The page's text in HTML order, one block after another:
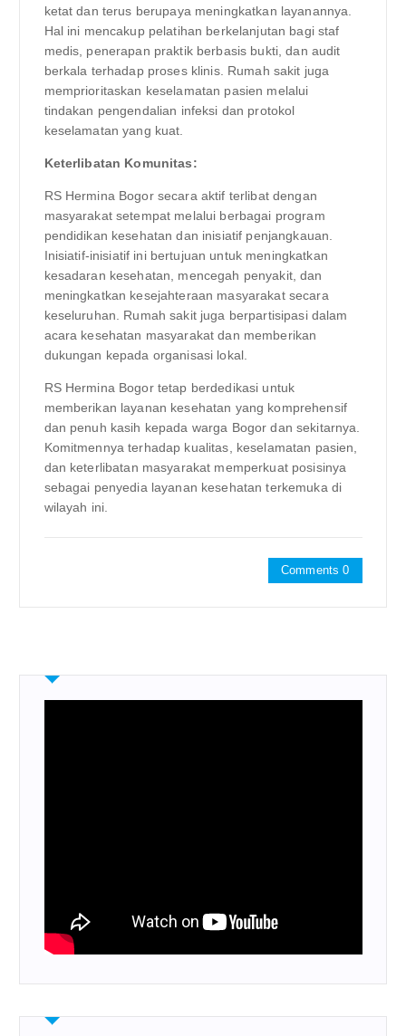
ketat dan terus berupaya meningkatkan layanannya.
Hal ini mencakup pelatihan berkelanjutan bagi staf
medis, penerapan praktik berbasis bukti, dan audit
berkala terhadap proses klinis. Rumah sakit juga
memprioritaskan keselamatan pasien melalui
tindakan pengendalian infeksi dan protokol
keselamatan yang kuat.
Keterlibatan Komunitas:
RS Hermina Bogor secara aktif terlibat dengan
masyarakat setempat melalui berbagai program
pendidikan kesehatan dan inisiatif penjangkauan.
Inisiatif-inisiatif ini bertujuan untuk meningkatkan
kesadaran kesehatan, mencegah penyakit, dan
meningkatkan kesejahteraan masyarakat secara
keseluruhan. Rumah sakit juga berpartisipasi dalam
acara kesehatan masyarakat dan memberikan
dukungan kepada organisasi lokal.
RS Hermina Bogor tetap berdedikasi untuk
memberikan layanan kesehatan yang komprehensif
dan penuh kasih kepada warga Bogor dan sekitarnya.
Komitmennya terhadap kualitas, keselamatan pasien,
dan keterlibatan masyarakat memperkuat posisinya
sebagai penyedia layanan kesehatan terkemuka di
wilayah ini.
Comments 0